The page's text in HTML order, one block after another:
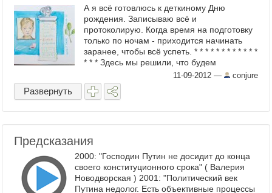
А я всё готовлюсь к деткиному Дню
рождения. Записываю всё и
протоколирую. Когда время на подготовку
только по ночам - приходится начинать
заранее, чтобы всё успеть. * * * * * * * * * * * *
* * * Здесь мы решили, что будем
подбадривать друг друга ежедневно ...
11-09-2012 — conjure
Развернуть
Предсказания
2000: "Господин Путин не досидит до конца
своего конституционного срока" ( Валерия
Новодворская ) 2001: "Политический век
Путина недолог. Есть объективные процессы